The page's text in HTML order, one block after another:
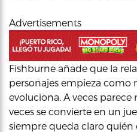
Advertisements
Fishburne añade que la
personajes empieza como
evoluciona. A veces
veces se convierte en un
siempre queda claro quién